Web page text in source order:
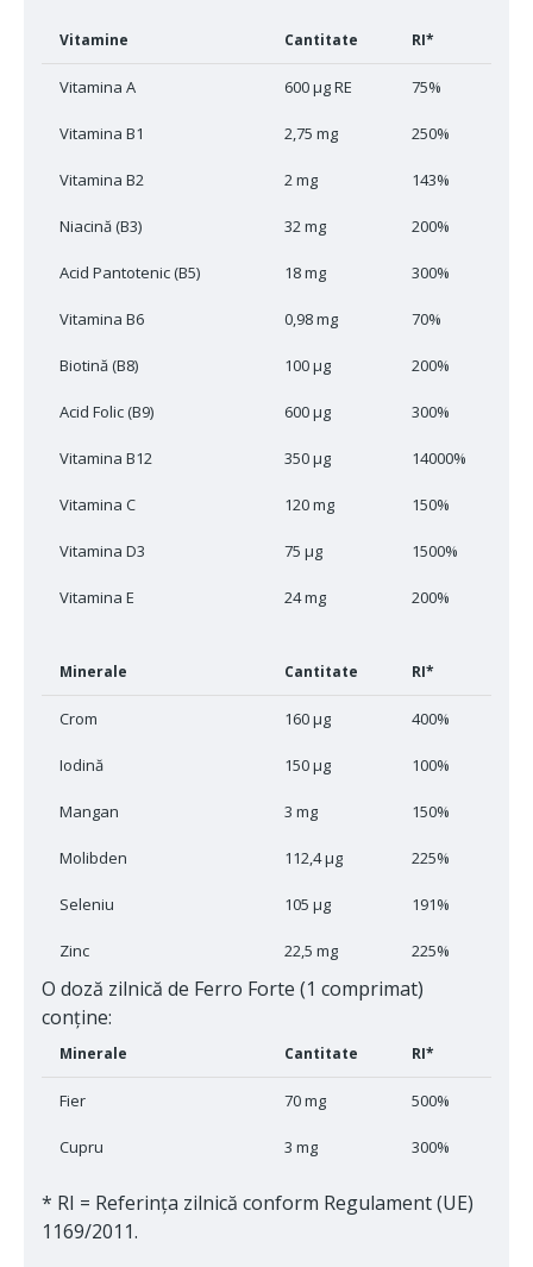
Vitamine Cantitate RI*
Vitamina A 600 μg RE 75%
Vitamina B1 2,75 mg 250%
Vitamina B2 2 mg 143%
Niacină (B3) 32 mg 200%
Acid Pantotenic (B5) 18 mg 300%
Vitamina B6 0,98 mg 70%
Biotină (B8) 100 μg 200%
Acid Folic (B9) 600 μg 300%
Vitamina B12 350 μg 14000%
Vitamina C 120 mg 150%
Vitamina D3 75 μg 1500%
Vitamina E 24 mg 200%
Minerale Cantitate RI*
Crom 160 μg 400%
Iodină 150 μg 100%
Mangan 3 mg 150%
Molibden 112,4 μg 225%
Seleniu 105 μg 191%
Zinc 22,5 mg 225%
O doză zilnică de Ferro Forte (1 comprimat)
conține:
Minerale Cantitate RI*
Fier 70 mg 500%
Cupru 3 mg 300%
* RI = Referința zilnică conform Regulament (UE)
1169/2011.